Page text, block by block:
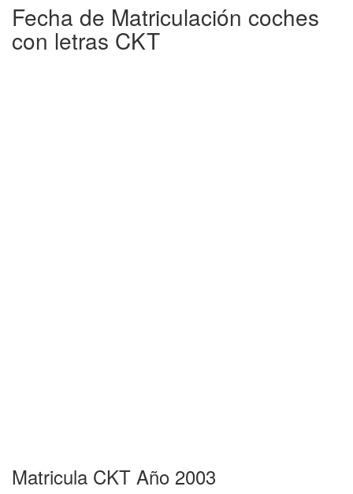
Fecha de Matriculación coches
con letras CKT
Matricula CKT Año 2003